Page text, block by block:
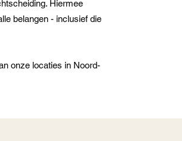
Hiermee
belangen - inclusief die
onze locaties in Noord-